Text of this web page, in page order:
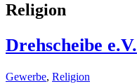
Religion
Drehscheibe e.V.
Gewerbe, Religion